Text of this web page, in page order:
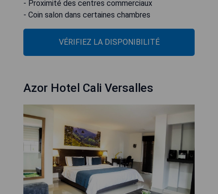
- Proximité des centres commerciaux
- Coin salon dans certaines chambres
VÉRIFIEZ LA DISPONIBILITÉ
Azor Hotel Cali Versalles